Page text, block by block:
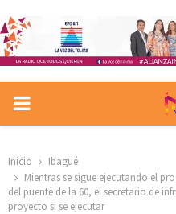
PRIMARY
Inicio
Ibagué
Mientras se sigue ejecutando el
del puente de la 60, el secretario de
proyecto si se ejecutar